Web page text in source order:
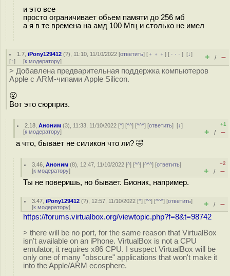
и это все
просто ограничивает обьем памяти до 256 мб
а я в те времена на амд 100 Мгц и столько не имел
1.7 ,iPony129412 (?), 11:10, 11/10/2022 [ответить] [ ﹢﹢﹢] [ · · ·][↓]
[↑] [к модератору] + / –
> Добавлена предварительная поддержка компьютеров
Apple с ARM-чипами Apple Silicon.
😮
Вот это сюрприз.
2.18 ,Аноним (3), 11:33, 11/10/2022 [^] [^^] [^^^] [ответить][↓]
[к модератору]
+1
+ / –
а что, бывает не силикон что ли? 🤣
3.46 ,Аноним (8), 12:47, 11/10/2022 [^] [^^] [^^^] [ответить]
[к модератору]
–2
+ / –
Ты не поверишь, но бывает. Бионик, например.
3.47 ,iPony129412 (?), 12:57, 11/10/2022 [^] [^^] [^^^] [ответить]
[к модератору] + / –
https://forums.virtualbox.org/viewtopic.php?f=8&t=98742
> there will be no port, for the same reason that VirtualBox
isn't available on an iPhone. VirtualBox is not a CPU
emulator, it requires x86 CPU. I suspect VirtualBox will be
only one of many "obscure" applications that won't make it
into the Apple/ARM ecosphere.